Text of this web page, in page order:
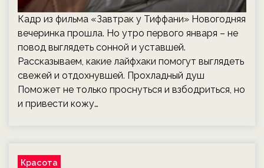
Кадр из фильма «Завтрак у Тиффани» Новогодняя
вечеринка прошла. Но утро первого января – не
повод выглядеть сонной и уставшей.
Рассказываем, какие лайфхаки помогут выглядеть
свежей и отдохнувшей. Прохладный душ
Поможет не только проснуться и взбодриться, но
и привести кожу…
Красота